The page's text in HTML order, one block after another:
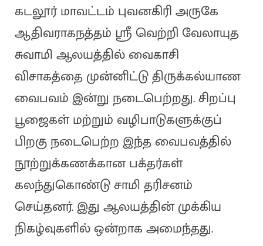
கடலூர் மாவட்டம் புவனகிரி அருகே
ஆதிவராகநத்தம் ஸ்ரீ வெற்றி வேலாயுத
சுவாமி ஆலயத்தில் வைகாசி
விசாகத்தை முன்னிட்டு திருக்கல்யாண
வைபவம் இன்று நடைபெற்றது. சிறப்பு
பூஜைகள் மற்றும் வழிபாடுகளுக்குப்
பிறகு நடைபெற்ற இந்த வைபவத்தில்
நூற்றுக்கணக்கான பக்தர்கள்
கலந்துகொண்டு சாமி தரிசனம்
செய்தனர். இது ஆலயத்தின் முக்கிய
நிகழ்வுகளில் ஒன்றாக அமைந்தது.